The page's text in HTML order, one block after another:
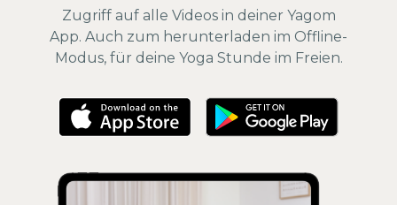
Zugriff auf alle Videos in deiner Yagom
App. Auch zum herunterladen im Offline-
Modus, für deine Yoga Stunde im Freien.